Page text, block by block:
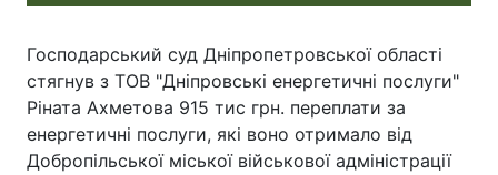
Господарський суд Дніпропетровської області
стягнув з ТОВ "Дніпровські енергетичні послуги"
Ріната Ахметова 915 тис грн. переплати за
енергетичні послуги, які воно отримало від
Добропільської міської військової адміністрації